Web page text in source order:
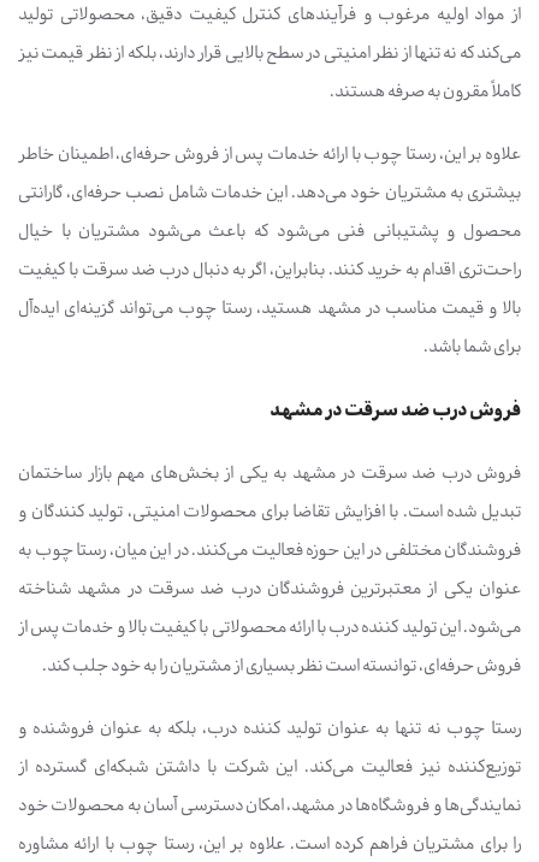
از مواد اولیه مرغوب و فرآیندهای کنترل کیفیت دقیق، محصولاتی تولید
می‌کند که نه تنها از نظر امنیتی در سطح بالایی قرار دارند، بلکه از نظر قیمت نیز
کاملاً مقرون به صرفه هستند.
علاوه بر این، رستا چوب با ارائه خدمات پس از فروش حرفه‌ای، اطمینان خاطر
بیشتری به مشتریان خود می‌دهد. این خدمات شامل نصب حرفه‌ای، گارانتی
محصول و پشتیبانی فنی می‌شود که باعث می‌شود مشتریان با خیال
راحت‌تری اقدام به خرید کنند. بنابراین، اگر به دنبال درب ضد سرقت با کیفیت
بالا و قیمت مناسب در مشهد هستید، رستا چوب می‌تواند گزینه‌ای ایده‌آل
برای شما باشد.
فروش درب ضد سرقت در مشهد
فروش درب ضد سرقت در مشهد به یکی از بخش‌های مهم بازار ساختمان
تبدیل شده است. با افزایش تقاضا برای محصولات امنیتی، تولید کنندگان و
فروشندگان مختلفی در این حوزه فعالیت می‌کنند. در این میان، رستا چوب به
عنوان یکی از معتبرترین فروشندگان درب ضد سرقت در مشهد شناخته
می‌شود. این تولید کننده درب با ارائه محصولاتی با کیفیت بالا و خدمات پس از
فروش حرفه‌ای، توانسته است نظر بسیاری از مشتریان را به خود جلب کند.
رستا چوب نه تنها به عنوان تولید کننده درب، بلکه به عنوان فروشنده و
توزیع‌کننده نیز فعالیت می‌کند. این شرکت با داشتن شبکه‌ای گسترده از
نمایندگی‌ها و فروشگاه‌ها در مشهد، امکان دسترسی آسان به محصولات خود
را برای مشتریان فراهم کرده است. علاوه بر این، رستا چوب با ارائه مشاوره